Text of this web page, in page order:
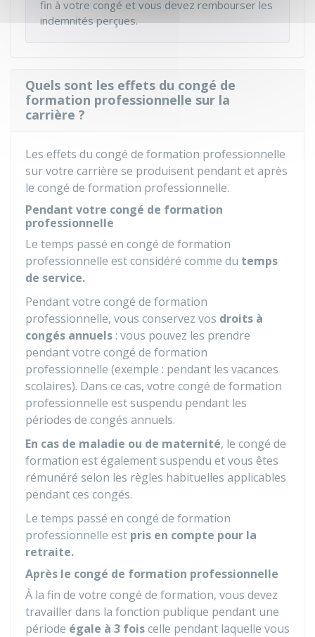
fin à votre congé et vous devez rembourser les
indemnités perçues.
Quels sont les effets du congé de
formation professionnelle sur la
carrière ?
Les effets du congé de formation professionnelle
sur votre carrière se produisent pendant et après
le congé de formation professionnelle.
Pendant votre congé de formation
professionnelle
Le temps passé en congé de formation
professionnelle est considéré comme du temps
de service.
Pendant votre congé de formation
professionnelle, vous conservez vos droits à
congés annuels : vous pouvez les prendre
pendant votre congé de formation
professionnelle (exemple : pendant les vacances
scolaires). Dans ce cas, votre congé de formation
professionnelle est suspendu pendant les
périodes de congés annuels.
En cas de maladie ou de maternité, le congé de
formation est également suspendu et vous êtes
rémunéré selon les règles habituelles applicables
pendant ces congés.
Le temps passé en congé de formation
professionnelle est pris en compte pour la
retraite.
Après le congé de formation professionnelle
À la fin de votre congé de formation, vous devez
travailler dans la fonction publique pendant une
période égale à 3 foiscelle pendant laquelle vous